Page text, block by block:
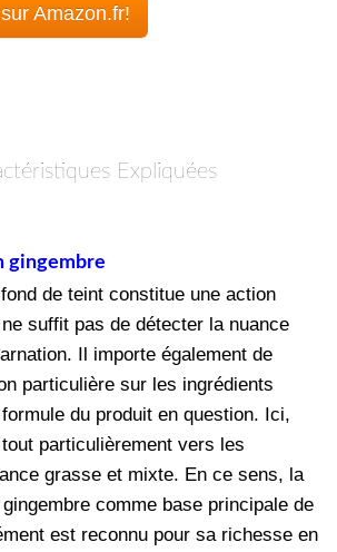
Amazon.fr!
Expliquées
gingembre
de teint constitue une action
suffit pas de détecter la nuance
Il importe également de
particulière sur les ingrédients
du produit en question. Ici,
particulièrement vers les
grasse et mixte. En ce sens, la
comme base principale de
est reconnu pour sa richesse en